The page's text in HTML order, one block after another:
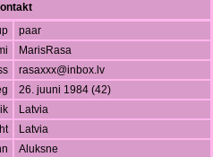
paar
MarisRasa
rasaxxx@inbox.lv
26. juuni 1984 (42)
Latvia
Latvia
Aluksne